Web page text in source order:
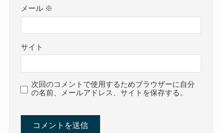
メール ※
サイト
次回のコメントで使用するためブラウザーに自分
の名前、メールアドレス、サイトを保存する。